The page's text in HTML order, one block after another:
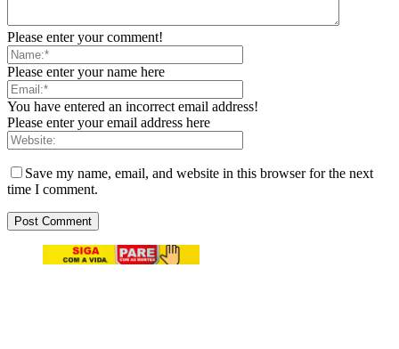
Please enter your comment!
Please enter your name here
You have entered an incorrect email address!
Please enter your email address here
Save my name, email, and website in this browser for the next
time I comment.